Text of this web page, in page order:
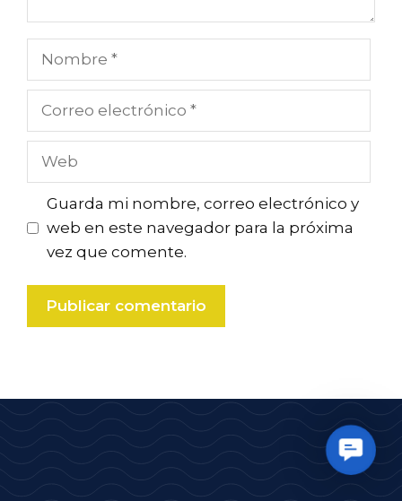
Nombre
Guarda mi nombre, correo electrónico y
web en este navegador para la próxima
vez que comente.
Us